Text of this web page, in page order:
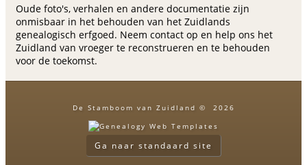
Oude foto's, verhalen en andere documentatie zijn
onmisbaar in het behouden van het Zuidlands
genealogisch erfgoed. Neem contact op en help ons het
Zuidland van vroeger te reconstrueren en te behouden
voor de toekomst.
De Stamboom van Zuidland © 2026
Ga naar standaard site